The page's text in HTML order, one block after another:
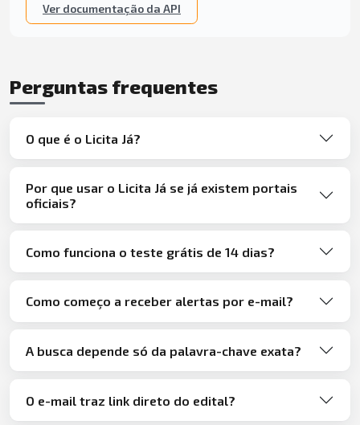
Ver documentação da API
Perguntas frequentes
O que é o Licita Já?
Por que usar o Licita Já se já existem portais
oficiais?
Como funciona o teste grátis de 14 dias?
Como começo a receber alertas por e-mail?
A busca depende só da palavra-chave exata?
O e-mail traz link direto do edital?